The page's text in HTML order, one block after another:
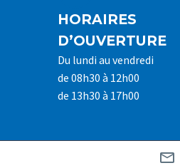
HORAIRES
D’OUVERTURE
Du lundi au vendredi
de 08h30 à 12h00
de 13h30 à 17h00